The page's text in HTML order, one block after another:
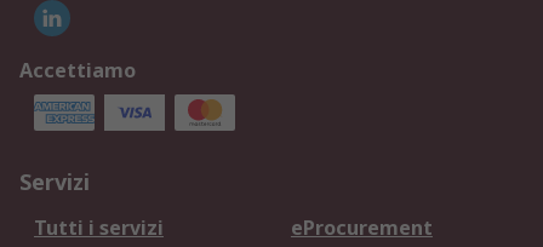
Accettiamo
Servizi
Tutti i servizi
eProcurement